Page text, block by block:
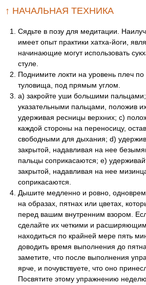
↑ НАЧАЛЬНАЯ ТЕХНИКА
Сядьте в позу для медитации.
имеет опыт практики хатха-йоги,
начинающие могут использовать
стуле.
Поднимите локти на уровень плеч
туловища, под прямым углом.
а) закройте уши большими пальцами;
указательными пальцами, положив
удерживая ресницы верхних; c)
каждой стороны на переносицу,
свободными для дыхания; d)
закрытой, надавливая на нее
пальцы соприкасаются; e)
закрытой, надавливая на нее
соприкасаются.
Дышите медленно и ровно,
на образах, пятнах или цветах,
перед вашим внутренним взором.
сделайте их четкими и
находиться по крайней мере пять
доводить время выполнения до
заметите, что после выполнения
ярче, и почувствуете, что оно
Посвятите этому упражнению